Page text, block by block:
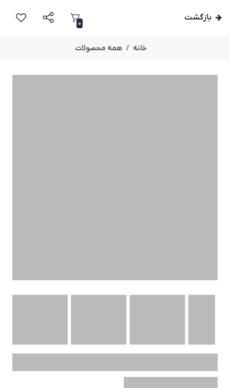
بازگشت
0
خانه همه محصولات